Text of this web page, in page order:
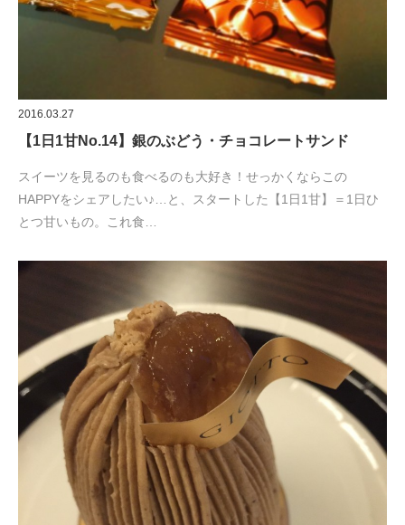
2016.03.27
【1日1甘No.14】銀のぶどう・チョコレートサンド
スイーツを見るのも食べるのも大好き！せっかくならこの
HAPPYをシェアしたい♪…と、スタートした【1日1甘】＝1日ひ
とつ甘いもの。これ食…